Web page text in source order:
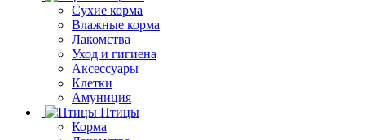
Сухие корма
Влажные корма
Лакомства
Уход и гигиена
Аксессуары
Клетки
Амуниция
Птицы
Корма